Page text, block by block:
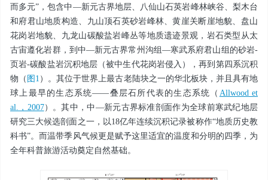
而多元”，包含中—新元古界地层、八仙山石英岩峰林峡谷、梨木台
和府君山地质构造、九山顶石英砂岩峰林、黄崖关断崖地貌、盘山
花岗岩地貌、九龙山碳酸盐岩峰丛等地质遗迹景观，岩石类型从太
古宙遵化岩群，到中—新元古界常州沟组—寒武系府君山组的砂岩-
页岩-碳酸盐岩沉积地层（被中生代花岗岩侵入），再到第四系沉积
物（ 图1 ）。其位于世界上最古老陆块之一的华北板块，并且具有地
球上最早的生态系统——叠层石所代表的生态系统（ Allwood et
al.，2007）。其中，中—新元古界标准剖面作为全球前寒武纪地层
研究三大候选剖面之一，以18亿年连续沉积记录被称作“地质历史教
科书”。而温带季风气候更是赋予这里适宜的温度和分明的四季，为
全年科普旅游活动奠定自然基础。